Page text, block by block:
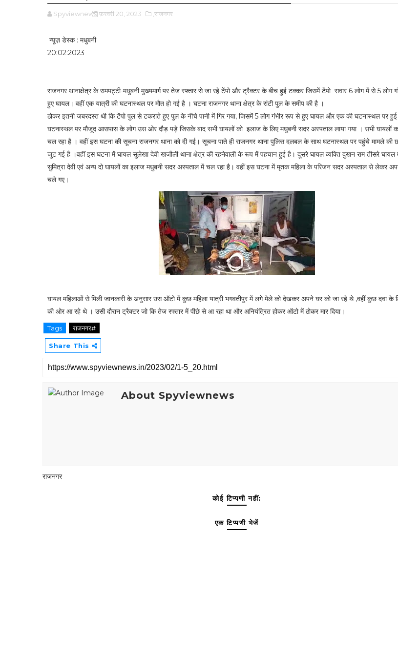
Spyviewnews फ़रवरी 20, 2023 ,राजनगर
न्यूज़ डेस्क : मधुबनी
20:02:2023
राजनगर थानाक्षेत्र के रामपट्टी-मधुबनी मुख्यमार्ग पर तेज रफ्तार से जा रहे टेंपो और ट्रैक्टर के बीच हुई टक्कर जिसमें टेंपो सवार 6 लोग में से 5 लोग
हुए घायल। वहीं एक यात्री की घटनास्थल पर मौत हो गई है । घटना राजनगर थाना क्षेत्र के रांटी पुल के समीप की है ।
ठोकर इतनी जबरदस्त थी कि टेंपो पुल से टकराते हुए पुल के नीचे पानी में गिर गया, जिसमें 5 लोग गंभीर रूप से हुए घायल और एक की घटनास्थल पर हुई
घटनास्थल पर मौजूद आसपास के लोग उस ओर दौड़ पड़े जिसके बाद सभी घायलों को इलाज के लिए मधुबनी सदर अस्पताल लाया गया । सभी घायलों
चल रहा है । वहीं इस घटना की सूचना राजनगर थाना को दी गई। सूचना पाते ही राजनगर थाना पुलिस दलबल के साथ घटनास्थल पर पहुंचे मामले की
जुट गई है ।वहीं इस घटना में घायल सुलेखा देवी खजौली थाना क्षेत्र की रहनेवाली के रूप में पहचान हुई है। दूसरे घायल व्यक्ति दुखन राम तीसरे घायल
सुमित्रा देवी एवं अन्य दो घायलों का इलाज मधुबनी सदर अस्पताल में चल रहा है। वहीं इस घटना में मृतक महिला के परिजन सदर अस्पताल से लेकर
चले गए।
घायल महिलाओं से मिली जानकारी के अनुसार उस ऑटो में कुछ महिला यात्री भगवतीपुर में लगे मेले को देखकर अपने घर को जा रहे थे ,वहीं कुछ दवा के
की ओर आ रहे थे । उसी दौरान ट्रैक्टर जो कि तेज रफ्तार में पीछे से आ रहा था और अनियंत्रित होकर ऑटो में ठोकर मार दिया।
Tags राजनगर#
Share This
About Spyviewnews
राजनगर
कोई टिप्पणी नहीं:
एक टिप्पणी भेजें